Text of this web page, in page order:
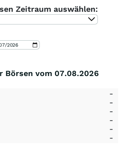
Zeitraum auswählen:
Börsen vom 07.08.2026
-
-
-
-
-
-